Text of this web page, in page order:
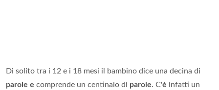
Di solito tra i 12 e i 18 mesi il bambino dice una decina di
parole e comprende un centinaio di parole. C'è infatti un